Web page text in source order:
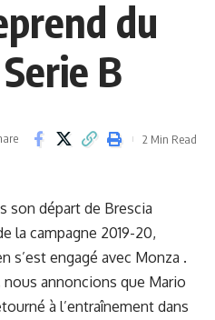
du
B
2 Min Read
son départ de Brescia
la campagne 2019-20,
s’est engagé avec Monza .
nous annoncions que Mario
à l’entraînementdans